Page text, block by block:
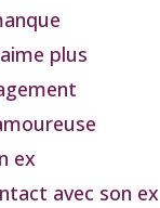
plus
ex
avec son ex